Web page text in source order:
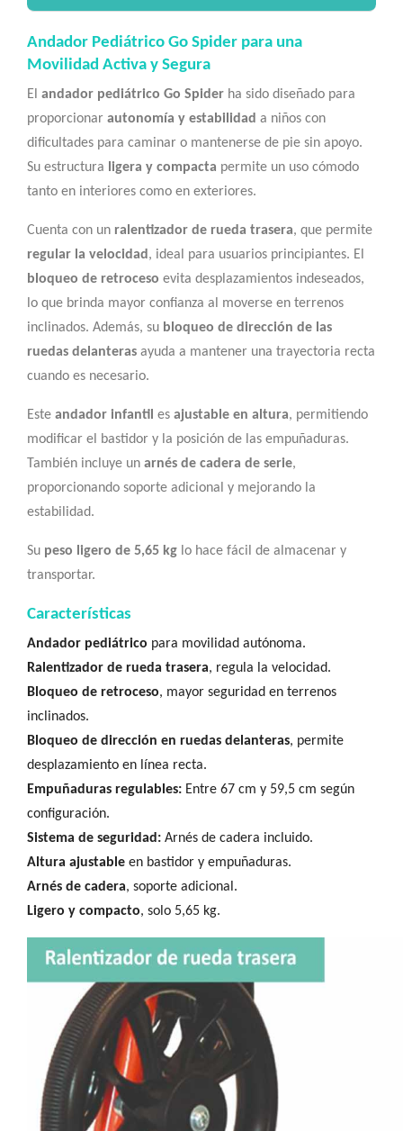
Andador Pediátrico Go Spider para una
Movilidad Activa y Segura
El andador pediátrico Go Spider ha sido diseñado para
proporcionar autonomía y estabilidad a niños con
dificultades para caminar o mantenerse de pie sin apoyo.
Su estructura ligera y compacta permite un uso cómodo
tanto en interiores como en exteriores.
Cuenta con un ralentizador de rueda trasera, que permite
regular la velocidad , ideal para usuarios principiantes. El
bloqueo de retroceso evita desplazamientos indeseados,
lo que brinda mayor confianza al moverse en terrenos
inclinados. Además, su bloqueo de dirección de las
ruedas delanteras ayuda a mantener una trayectoria recta
cuando es necesario.
Este andador infantil es ajustable en altura, permitiendo
modificar el bastidor y la posición de las empuñaduras.
También incluye un arnés de cadera de serie,
proporcionando soporte adicional y mejorando la
estabilidad.
Su peso ligero de 5,65 kg lo hace fácil de almacenar y
transportar.
Características
Andador pediátrico para movilidad autónoma.
Ralentizador de rueda trasera, regula la velocidad.
Bloqueo de retroceso, mayor seguridad en terrenos
inclinados.
Bloqueo de dirección en ruedas delanteras, permite
desplazamiento en línea recta.
Empuñaduras regulables: Entre 67 cm y 59,5 cm según
configuración.
Sistema de seguridad: Arnés de cadera incluido.
Altura ajustable en bastidor y empuñaduras.
Arnés de cadera, soporte adicional.
Ligero y compacto, solo 5,65 kg.